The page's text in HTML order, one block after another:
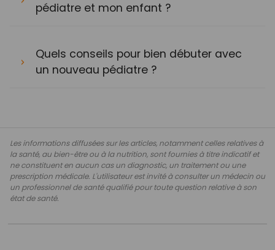
pédiatre et mon enfant ?
Quels conseils pour bien débuter avec
un nouveau pédiatre ?
Les informations diffusées sur les articles, notamment celles relatives à
la santé, au bien-être ou à la nutrition, sont fournies à titre indicatif et
ne constituent en aucun cas un diagnostic, un traitement ou une
prescription médicale. L'utilisateur est invité à consulter un médecin ou
un professionnel de santé qualifié pour toute question relative à son
état de santé.